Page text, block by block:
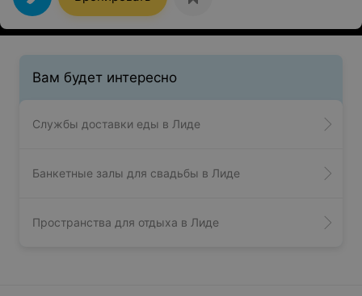
Вам будет интересно
Службы доставки еды в Лиде
Банкетные залы для свадьбы в Лиде
Пространства для отдыха в Лиде